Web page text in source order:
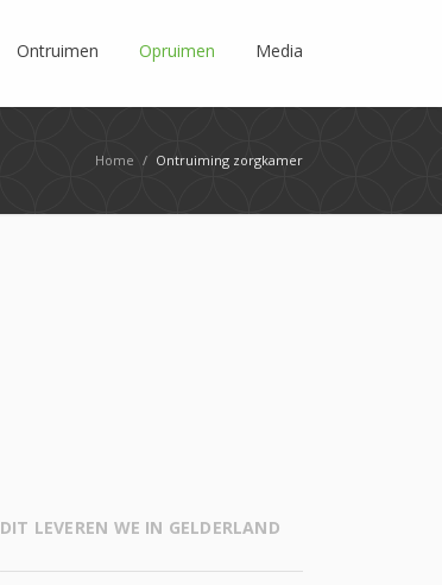
Ontruimen Opruimen Media
Home / Ontruiming zorgkamer
DIT LEVEREN WE IN GELDERLAND